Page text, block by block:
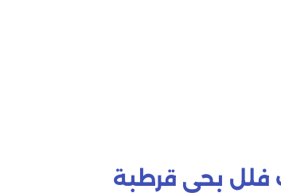
فلل بحي قرطبة